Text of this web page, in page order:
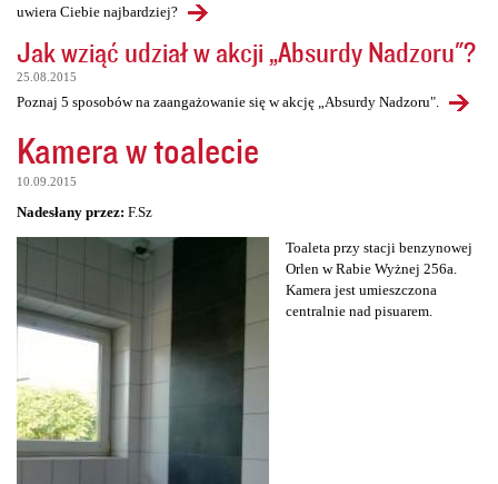
uwiera Ciebie najbardziej?
Jak wziąć udział w akcji „Absurdy Nadzoru"?
25.08.2015
Poznaj 5 sposobów na zaangażowanie się w akcję „Absurdy Nadzoru".
Kamera w toalecie
10.09.2015
Nadesłany przez: F.Sz
Toaleta przy stacji benzynowej
Orlen w Rabie Wyżnej 256a.
Kamera jest umieszczona
centralnie nad pisuarem.